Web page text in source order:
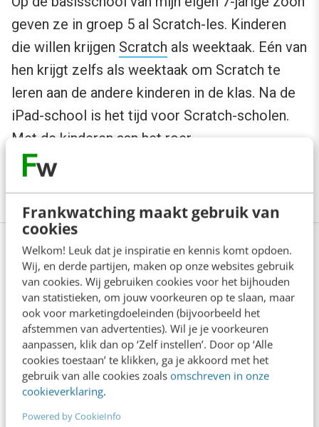
Frankwatching maakt gebruik van
cookies
Welkom! Leuk dat je inspiratie en kennis komt opdoen.
Wij, en derde partijen, maken op onze websites gebruik
van cookies. Wij gebruiken cookies voor het bijhouden
van statistieken, om jouw voorkeuren op te slaan, maar
ook voor marketingdoeleinden (bijvoorbeeld het
afstemmen van advertenties). Wil je je voorkeuren
aanpassen, klik dan op ‘Zelf instellen’. Door op ‘Alle
cookies toestaan’ te klikken, ga je akkoord met het
gebruik van alle cookies zoals omschreven in onze
cookieverklaring.
Powered by CookieInfo
geven ze in groep 5 al Scratch-les. Kinderen
die willen krijgen Scratch als weektaak. Eén van
hen krijgt zelfs als weektaak om Scratch te
leren aan de andere kinderen in de klas. Na de
iPad-school is het tijd voor Scratch-scholen.
Met de kinderen aan het roer.
Foto intro met dank aan Fotolia.
Bouw in 6 stappen een sterk
employer brand
Een sterk employer brand is essentieel voor het
aantrekken, behouden en motiveren van talent,
evenals voor het opbouwen van een positieve
reputatie en concurrentievoordeel in de zakelijke
markt. Maar hoe bouw je een employer brand? In